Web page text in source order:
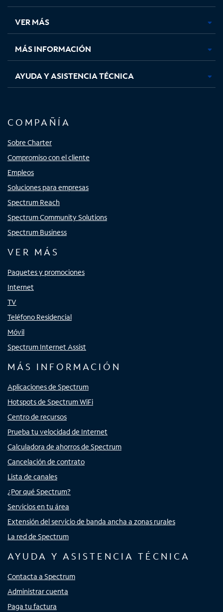
en
pestaña
nueva
en
pestaña
nueva
en
pestaña
nueva
en
nueva
VER MÁS
MÁS INFORMACIÓN
AYUDA Y ASISTENCIA TÉCNICA
COMPAÑÍA
Sobre Charter
Compromiso con el cliente
Empleos
Soluciones para empresas
Spectrum Reach
Spectrum Community Solutions
Spectrum Business
VER MÁS
Paquetes y promociones
Internet
TV
Teléfono Residencial
Móvil
Spectrum Internet Assist
MÁS INFORMACIÓN
Aplicaciones de Spectrum
Hotspots de Spectrum WiFi
Centro de recursos
Prueba tu velocidad de Internet
Calculadora de ahorros de Spectrum
Cancelación de contrato
Lista de canales
¿Por qué Spectrum?
Servicios en tu área
Extensión del servicio de banda ancha a zonas rurales
La red de Spectrum
AYUDA Y ASISTENCIA TÉCNICA
Contacta a Spectrum
Administrar cuenta
Paga tu factura